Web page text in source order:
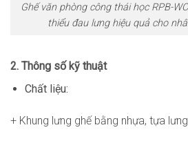
Ghế văn phòng công thái học RPB-
thiểu đau lưng hiệu quả cho
2. Thông số kỹ thuật
Chất liệu:
+ Khung lưng ghế bằng nhựa, tựa